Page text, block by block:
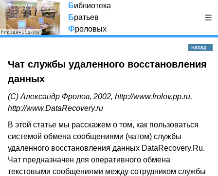
Библиотека
Братьев
Фроловых
Чат службы удаленного восстановления
данных
(С) Александр Фролов, 2002, http://www.frolov.pp.ru,
http://www.DataRecovery.ru
В этой статье мы расскажем о том, как пользоваться
системой обмена сообщениями (чатом) службы
удаленного восстановления данных DataRecovery.Ru.
Чат предназначен для оперативного обмена
текстовыми сообщениями между сотрудником службы